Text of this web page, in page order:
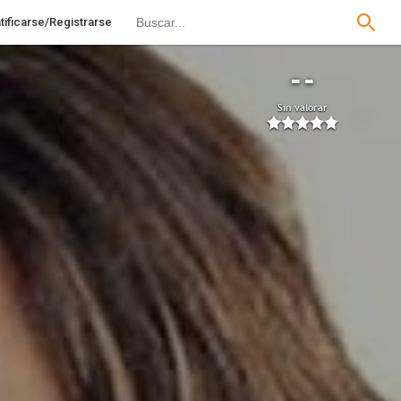
Registrarse
--
Sin valorar